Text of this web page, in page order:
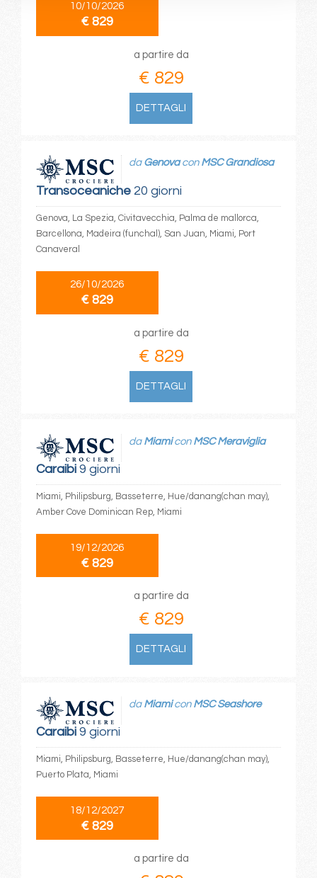
10/10/2026
€ 829
a partire da
€ 829
DETTAGLI
Transoceaniche20 giorni
da Genovacon MSC Grandiosa
Genova, La Spezia, Civitavecchia, Palma de mallorca,
Barcellona, Madeira (funchal), San Juan, Miami, Port
Canaveral
26/10/2026
€ 829
a partire da
€ 829
DETTAGLI
Caraibi9 giorni
da Miamicon MSC Meraviglia
Miami, Philipsburg, Basseterre, Hue/danang(chan may),
Amber Cove Dominican Rep, Miami
19/12/2026
€ 829
a partire da
€ 829
DETTAGLI
Caraibi9 giorni
da Miamicon MSC Seashore
Miami, Philipsburg, Basseterre, Hue/danang(chan may),
Puerto Plata, Miami
18/12/2027
€ 829
a partire da